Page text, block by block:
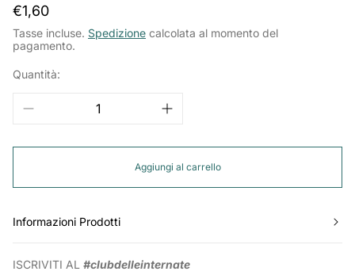
Prezzo
normale
€1,60
Tasse incluse. Spedizione calcolata al momento del
pagamento.
Quantità:
Aggiungi al carrello
Informazioni Prodotti
ISCRIVITI AL #clubdelleinternate